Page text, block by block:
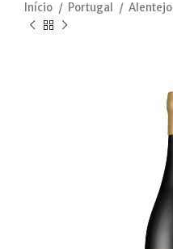
Início Portugal Alentejo